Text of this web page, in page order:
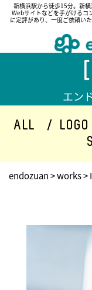
新横浜駅から徒歩15分。新
Webサイトなどを手がけるコ
に定評があり、一度ご依頼い
エン
ALL / LOGO
endozuan>works>